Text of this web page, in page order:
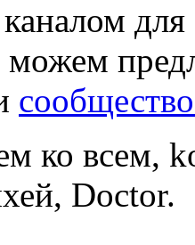
ко всем,
Doctor.